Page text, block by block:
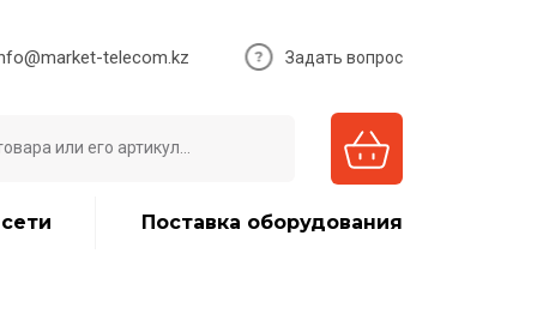
telecom.kz Задать вопрос
Поставка оборудования